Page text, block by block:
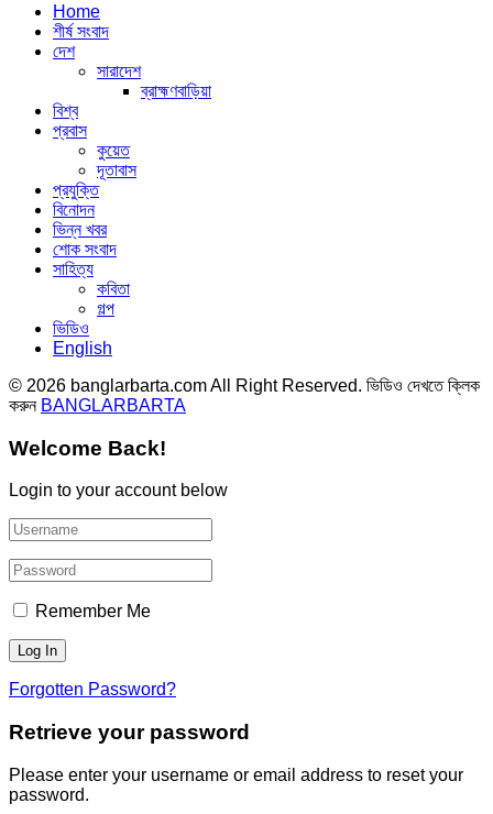
Home
শীর্ষ সংবাদ
দেশ
সারাদেশ
ব্রাহ্মণবাড়িয়া
বিশ্ব
প্রবাস
কুয়েত
দূতাবাস
প্রযুক্তি
বিনোদন
ভিন্ন খবর
শোক সংবাদ
সাহিত্য
কবিতা
গল্প
ভিডিও
English
© 2026 banglarbarta.com All Right Reserved. ভিডিও দেখতে ক্লিক
করুন BANGLARBARTA
Welcome Back!
Login to your account below
Remember Me
Forgotten Password?
Retrieve your password
Please enter your username or email address to reset your
password.